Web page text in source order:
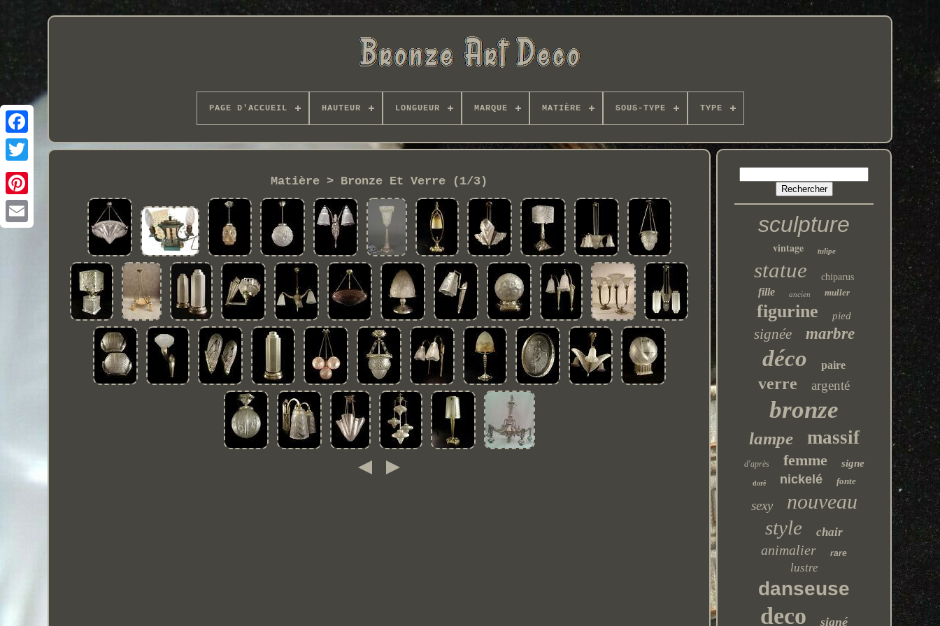
PAGE D'ACCUEIL HAUTEUR LONGUEUR MARQUE MATIÈRE SOUS-TYPE TYPE
Matière > Bronze Et Verre (1/3)
sculpture
vintage tulipe
statue chiparus
fille ancien muller
figurine pied
signée marbre
déco paire
verre argenté
bronze
lampe massif
d'après femme signe
doré nickelé fonte
sexy nouveau
style chair
animalier rare
lustre
danseuse
deco signé